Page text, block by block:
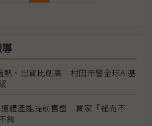
導
熱、出貨比創高 村田示警全球AI基
體產能提前售罄 買家「祕而不
夠